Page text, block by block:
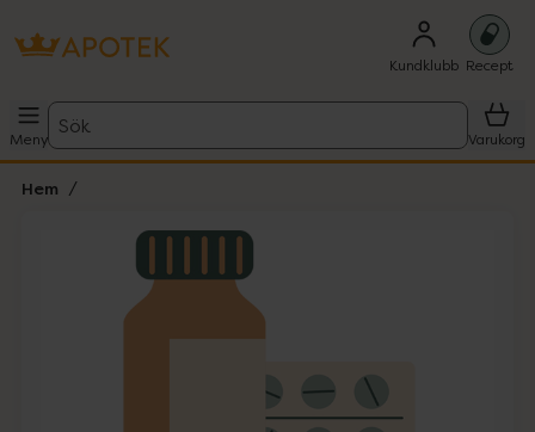
Kundklubb Recept
Meny
Sök
Varukorg
Hem
Lista: . Innehåller 1 objekt.